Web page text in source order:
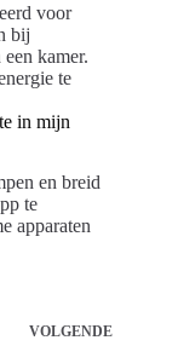
voor
bij
kamer.
te
in mijn
en breid
te
apparaten
VOLGENDE